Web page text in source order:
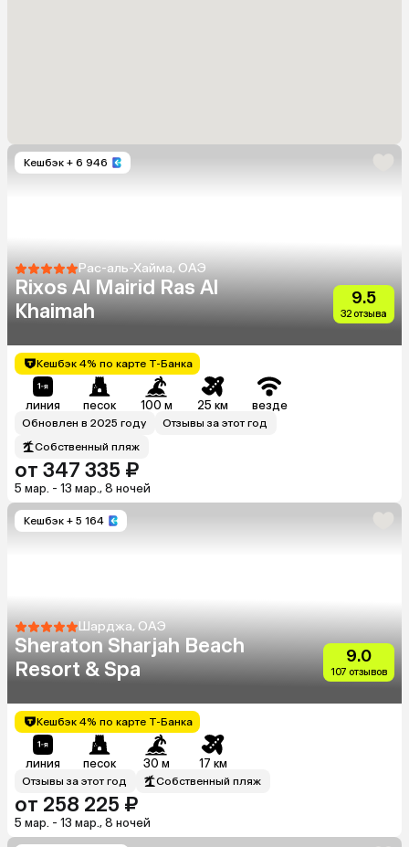
Кешбэк + 6 946
Рас-аль-Хайма, ОАЭ
Rixos Al Mairid Ras Al
Khaimah
9.5
32 отзыва
Кешбэк 4% по карте Т-Банка
линия песок 100 м 25 км везде
Обновлен в 2025 году
Отзывы за этот год
Собственный пляж
от 347 335 ₽
5 мар. - 13 мар., 8 ночей
Кешбэк + 5 164
Шарджа, ОАЭ
Sheraton Sharjah Beach
Resort & Spa
9.0
107 отзывов
Кешбэк 4% по карте Т-Банка
линия песок 30 м 17 км
Отзывы за этот год Собственный пляж
от 258 225 ₽
5 мар. - 13 мар., 8 ночей